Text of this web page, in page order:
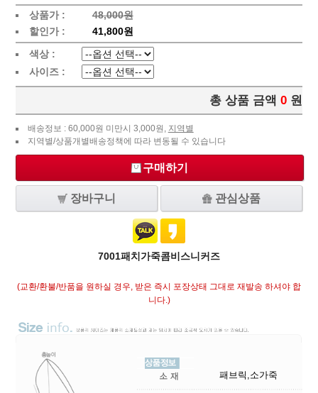
상품가 :
48,000원
할인가 :
41,800원
색상 :
사이즈 :
총 상품 금액 0 원
배송정보 : 60,000원 미만시 3,000원, 지역별
지역별/상품개별배송정책에 따라 변동될 수 있습니다
구매하기
장바구니 관심상품
7001패치가죽콤비스니커즈
(교환/환불/반품을 원하실 경우, 받은 즉시 포장상태 그대로 재발송 하셔야 합
니다.)
패브릭,소가죽